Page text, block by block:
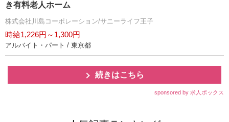
き有料老人ホーム
株式会社川島コーポレーション/サニーライフ王子
時給1,226円～1,300円
アルバイト・パート / 東京都
続きはこちら
sponsored by 求人ボックス